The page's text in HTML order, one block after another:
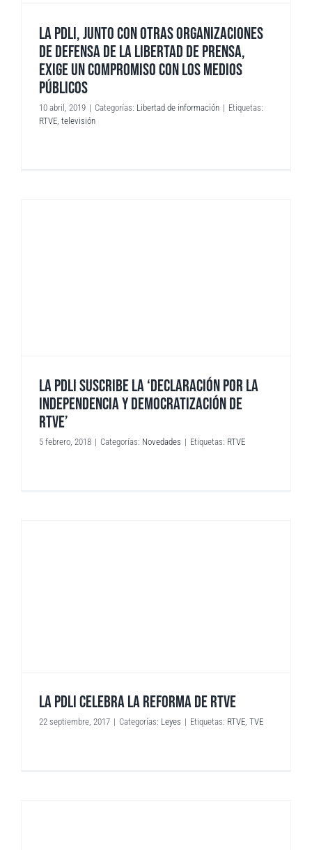
LA PDLI, JUNTO CON OTRAS ORGANIZACIONES
DE DEFENSA DE LA LIBERTAD DE PRENSA,
EXIGE UN COMPROMISO CON LOS MEDIOS
PÚBLICOS
10 abril, 2019 | Categorías: Libertad de información | Etiquetas:
RTVE, televisión
LA PDLI SUSCRIBE LA ‘DECLARACIÓN POR LA
INDEPENDENCIA Y DEMOCRATIZACIÓN DE
RTVE’
5 febrero, 2018 | Categorías: Novedades | Etiquetas: RTVE
LA PDLI CELEBRA LA REFORMA DE RTVE
22 septiembre, 2017 | Categorías: Leyes | Etiquetas: RTVE TVE